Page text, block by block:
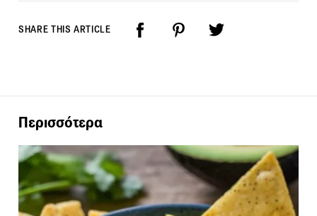
SHARE THIS ARTICLE
Περισσότερα